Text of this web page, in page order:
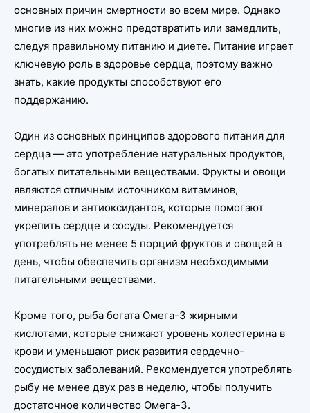
основных причин смертности во всем мире. Однако
многие из них можно предотвратить или замедлить,
следуя правильному питанию и диете. Питание играет
ключевую роль в здоровье сердца, поэтому важно
знать, какие продукты способствуют его
поддержанию.
Один из основных принципов здорового питания для
сердца — это употребление натуральных продуктов,
богатых питательными веществами. Фрукты и овощи
являются отличным источником витаминов,
минералов и антиоксидантов, которые помогают
укрепить сердце и сосуды. Рекомендуется
употреблять не менее 5 порций фруктов и овощей в
день, чтобы обеспечить организм необходимыми
питательными веществами.
Кроме того, рыба богата Омега-3 жирными
кислотами, которые снижают уровень холестерина в
крови и уменьшают риск развития сердечно-
сосудистых заболеваний. Рекомендуется употреблять
рыбу не менее двух раз в неделю, чтобы получить
достаточное количество Омега-3.